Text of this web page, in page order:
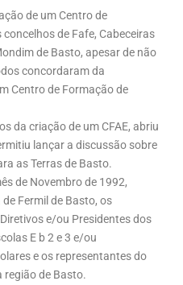
de um Centro de
de Fafe, Cabeceiras
de Basto, apesar de não
concordaram da
Centro de Formação de
da criação de um CFAE, abriu
lançar a discussão sobre
as Terras de Basto.
de Novembro de 1992,
Fermil de Basto, os
e/ou Presidentes dos
E b 2 e 3 e/ou
e os representantes do
região de Basto.